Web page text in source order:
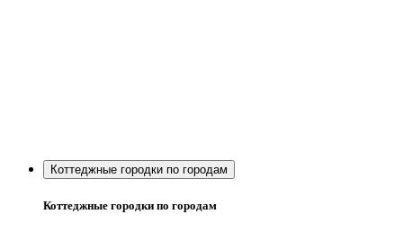
Коттеджные городки по городам
Коттеджные городки по городам